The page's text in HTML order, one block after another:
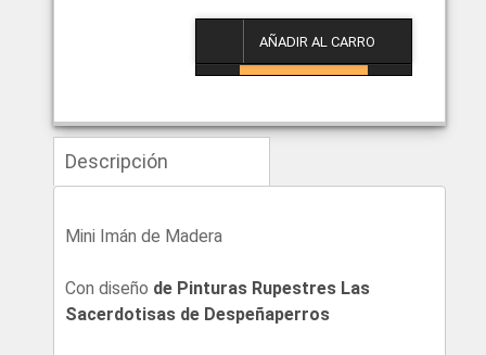
Descripción
Mini Imán de Madera
Con diseño de Pinturas Rupestres Las
Sacerdotisas de Despeñaperros